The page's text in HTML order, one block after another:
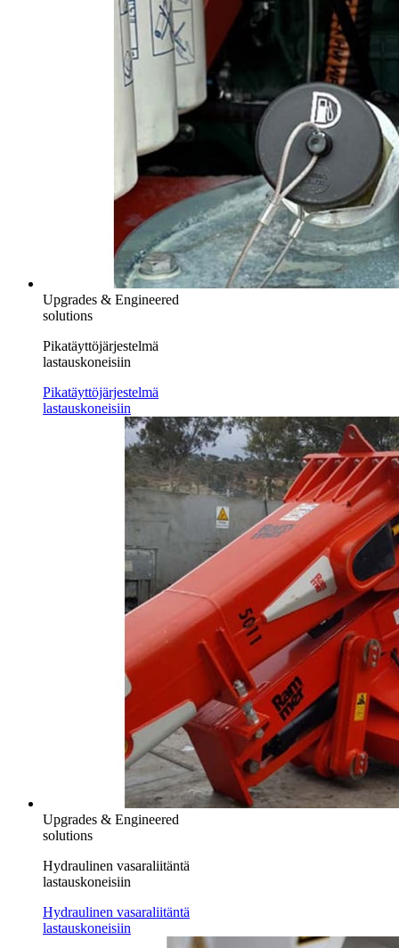
Upgrades & Engineered
solutions
Pikatäyttöjärjestelmä
lastauskoneisiin
Pikatäyttöjärjestelmä
lastauskoneisiin
Upgrades & Engineered
solutions
Hydraulinen vasaraliitäntä
lastauskoneisiin
Hydraulinen vasaraliitäntä
lastauskoneisiin